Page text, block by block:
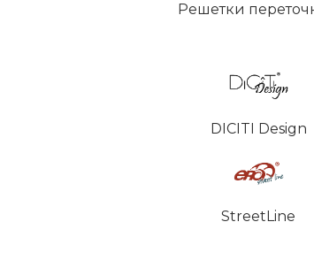
Решетки
DICITI Design
StreetLine